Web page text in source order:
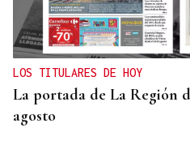
LOS TITULARES DE HOY
La portada de La Región
agosto